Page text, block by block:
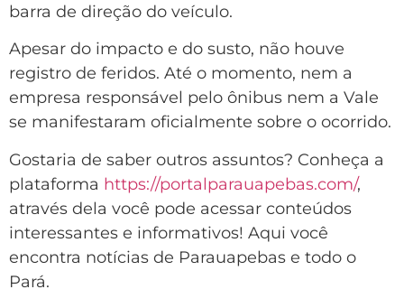
barra de direção do veículo.
Apesar do impacto e do susto, não houve
registro de feridos. Até o momento, nem a
empresa responsável pelo ônibus nem a Vale
se manifestaram oficialmente sobre o ocorrido.
Gostaria de saber outros assuntos? Conheça a
plataforma https://portalparauapebas.com/,
através dela você pode acessar conteúdos
interessantes e informativos! Aqui você
encontra notícias de Parauapebas e todo o
Pará.